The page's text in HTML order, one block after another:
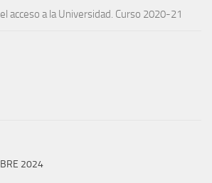
acceso a la Universidad. Curso 2020-21
2024